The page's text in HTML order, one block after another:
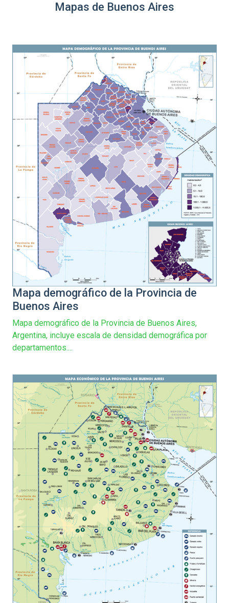
Mapas de Buenos Aires
Mapa demográfico de la Provincia de
Buenos Aires
Mapa demográfico de la Provincia de Buenos Aires,
Argentina, incluye escala de densidad demográfica por
departamentos....